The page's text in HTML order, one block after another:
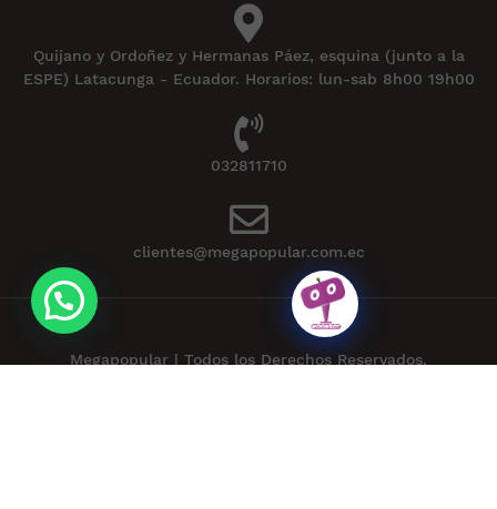
Quijano y Ordoñez y Hermanas Páez, esquina (junto a la
ESPE) Latacunga - Ecuador. Horarios: lun-sab 8h00 19h00
032811710
clientes@megapopular.com.ec
Megapopular | Todos los Derechos Reservados.